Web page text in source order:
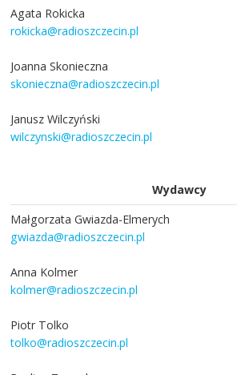
Agata Rokicka
rokicka@radioszczecin.pl
Joanna Skonieczna
skonieczna@radioszczecin.pl
Janusz Wilczyński
wilczynski@radioszczecin.pl
Wydawcy
Małgorzata Gwiazda-Elmerych
gwiazda@radioszczecin.pl
Anna Kolmer
kolmer@radioszczecin.pl
Piotr Tolko
tolko@radioszczecin.pl